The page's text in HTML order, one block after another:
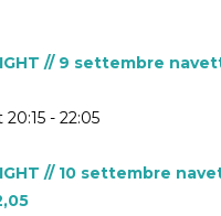
// 9 settembre
- 22:05
// 10 settembre